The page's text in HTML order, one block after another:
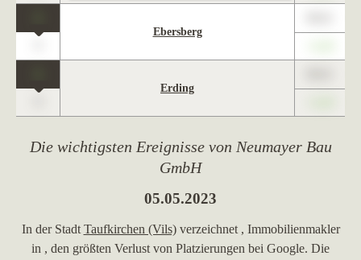
Ebersberg
Erding
Die wichtigsten Ereignisse von Neumayer Bau
GmbH
05.05.2023
In der Stadt Taufkirchen (Vils)verzeichnet , Immobilienmakler
in , den größten Verlust von Platzierungen bei Google. Die